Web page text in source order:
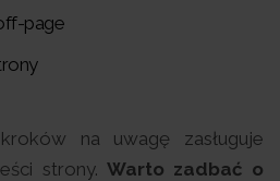
page
na uwagę zasługuje
strony. Warto zadbać o